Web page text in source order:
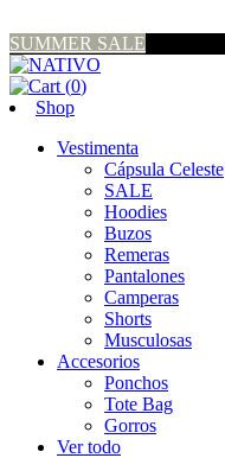
SUMMER SALE
(0)
Shop
Vestimenta
Cápsula Celeste
SALE
Hoodies
Buzos
Remeras
Pantalones
Camperas
Shorts
Musculosas
Accesorios
Ponchos
Tote Bag
Gorros
Ver todo